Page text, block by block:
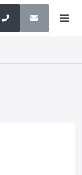
検索